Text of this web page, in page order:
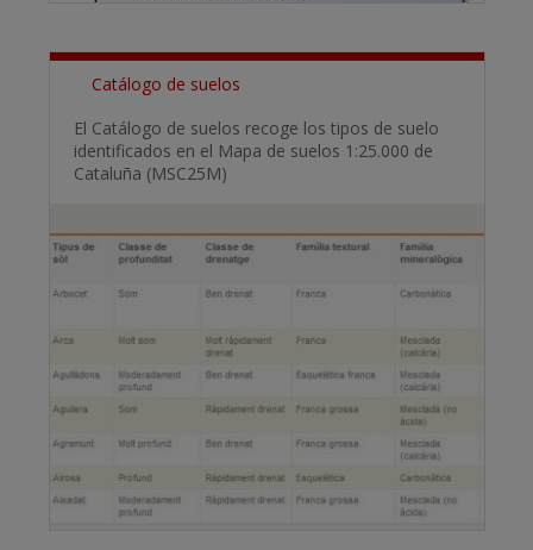
Catálogo de suelos
El Catálogo de suelos recoge los tipos de suelo
identificados en el Mapa de suelos 1:25.000 de
Cataluña (MSC25M)